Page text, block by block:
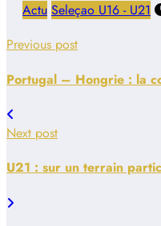
Actu Seleçao U16 - U21
Previous post
Portugal – Hongrie : la
Next post
U21 : sur un terrain